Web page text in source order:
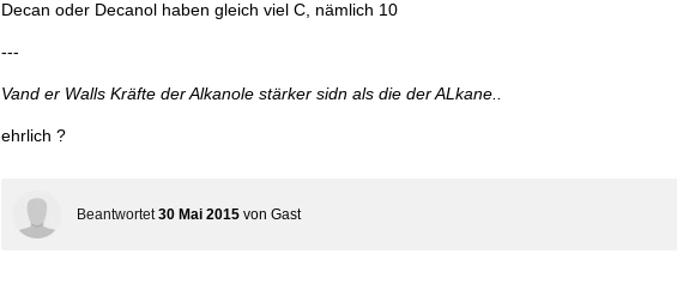
Decan oder Decanol haben gleich viel C, nämlich 10
---
Vand er Walls Kräfte der Alkanole stärker sidn als die der ALkane..
ehrlich ?
Beantwortet 30 Mai 2015 von Gast